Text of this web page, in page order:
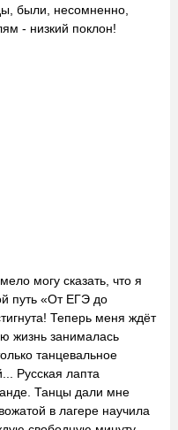
были, несомненно,
- низкий поклон!
могу сказать, что я
путь «От ЕГЭ до
Теперь меня ждёт
жизнь занималась
танцевальное
Русская лапта
Танцы дали мне
в лагере научила